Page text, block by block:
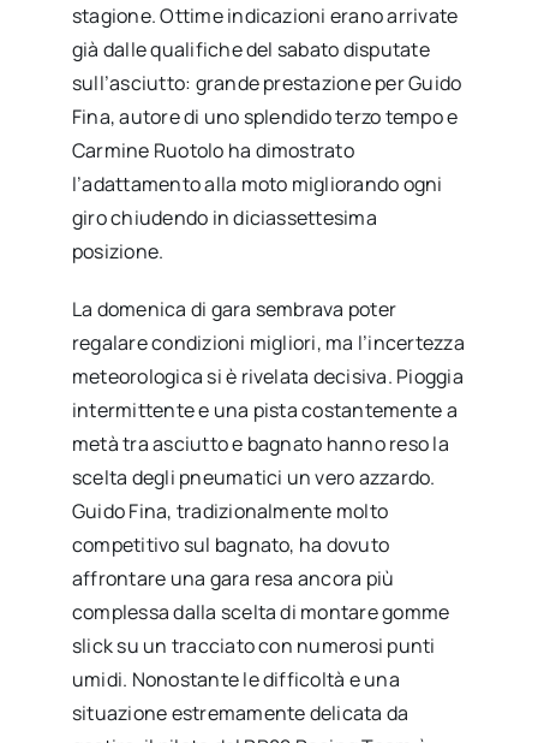
stagione. Ottime indicazioni erano arrivate
già dalle qualifiche del sabato disputate
sull’asciutto: grande prestazione per Guido
Fina, autore di uno splendido terzo tempo e
Carmine Ruotolo ha dimostrato
l’adattamento alla moto migliorando ogni
giro chiudendo in diciassettesima
posizione.
La domenica di gara sembrava poter
regalare condizioni migliori, ma l’incertezza
meteorologica si è rivelata decisiva. Pioggia
intermittente e una pista costantemente a
metà tra asciutto e bagnato hanno reso la
scelta degli pneumatici un vero azzardo.
Guido Fina, tradizionalmente molto
competitivo sul bagnato, ha dovuto
affrontare una gara resa ancora più
complessa dalla scelta di montare gomme
slick su un tracciato con numerosi punti
umidi. Nonostante le difficoltà e una
situazione estremamente delicata da